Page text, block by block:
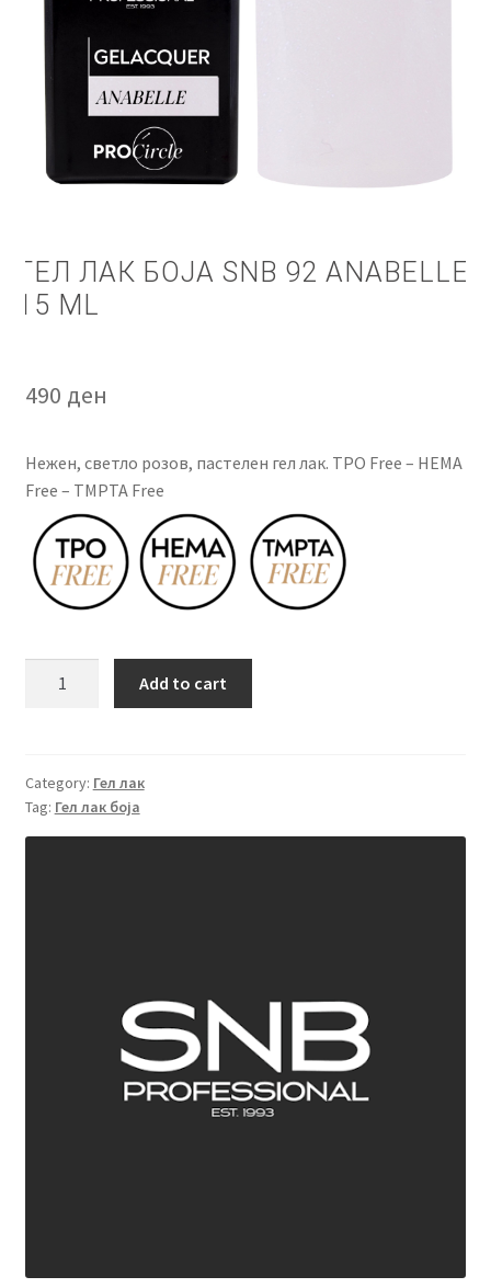
НАШИ БРЕНДОВИ ЗА КОЗМЕТИКА И ФРИЗЕРАЈ
ПЛАЌАЊЕ
ПОЛИТИКА И УСЛОВИ ЗА КОРИСТЕЊЕ
ПРОИЗВОДИ
ГЕЛ ЛАК БОЈА SNB 92 ANABELLE
15 ML
490 ден
Нежен, светло розов, пастелен гел лак. TPO Free – HEMA
Free – TMPTA Free
92
ANABELLE
15
Add to cart
Category: Гел лак
Tag: Гел лак боја